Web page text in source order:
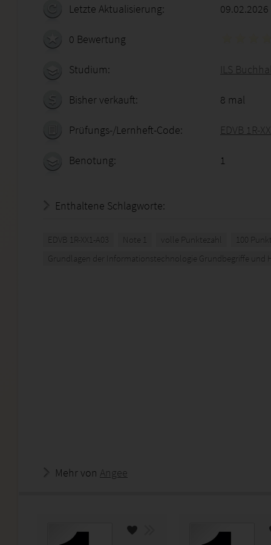
Letzte Aktualisierung: 09.02.2026
0 Bewertung
Studium: ILS
Bisher verkauft: 8 mal
Prüfungs-/Lernheft-Code: EDVB 1R-
Benotung: 1
Enthaltene Schlagworte:
EDVB 1R-XX1-A03 Note 1 volle Punktezahl
100
Grundlagen der Informationstechnologie Grundbegriffe und
Mehr von Angee